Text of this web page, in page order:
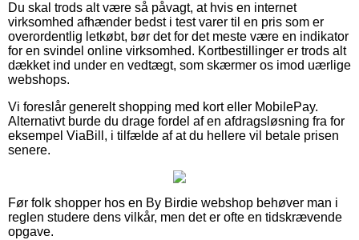
Du skal trods alt være så påvagt, at hvis en internet
virksomhed afhænder bedst i test varer til en pris som er
overordentlig letkøbt, bør det for det meste være en indikator
for en svindel online virksomhed. Kortbestillinger er trods alt
dækket ind under en vedtægt, som skærmer os imod uærlige
webshops.
Vi foreslår generelt shopping med kort eller MobilePay.
Alternativt burde du drage fordel af en afdragsløsning fra for
eksempel ViaBill, i tilfælde af at du hellere vil betale prisen
senere.
Før folk shopper hos en By Birdie webshop behøver man i
reglen studere dens vilkår, men det er ofte en tidskrævende
opgave.